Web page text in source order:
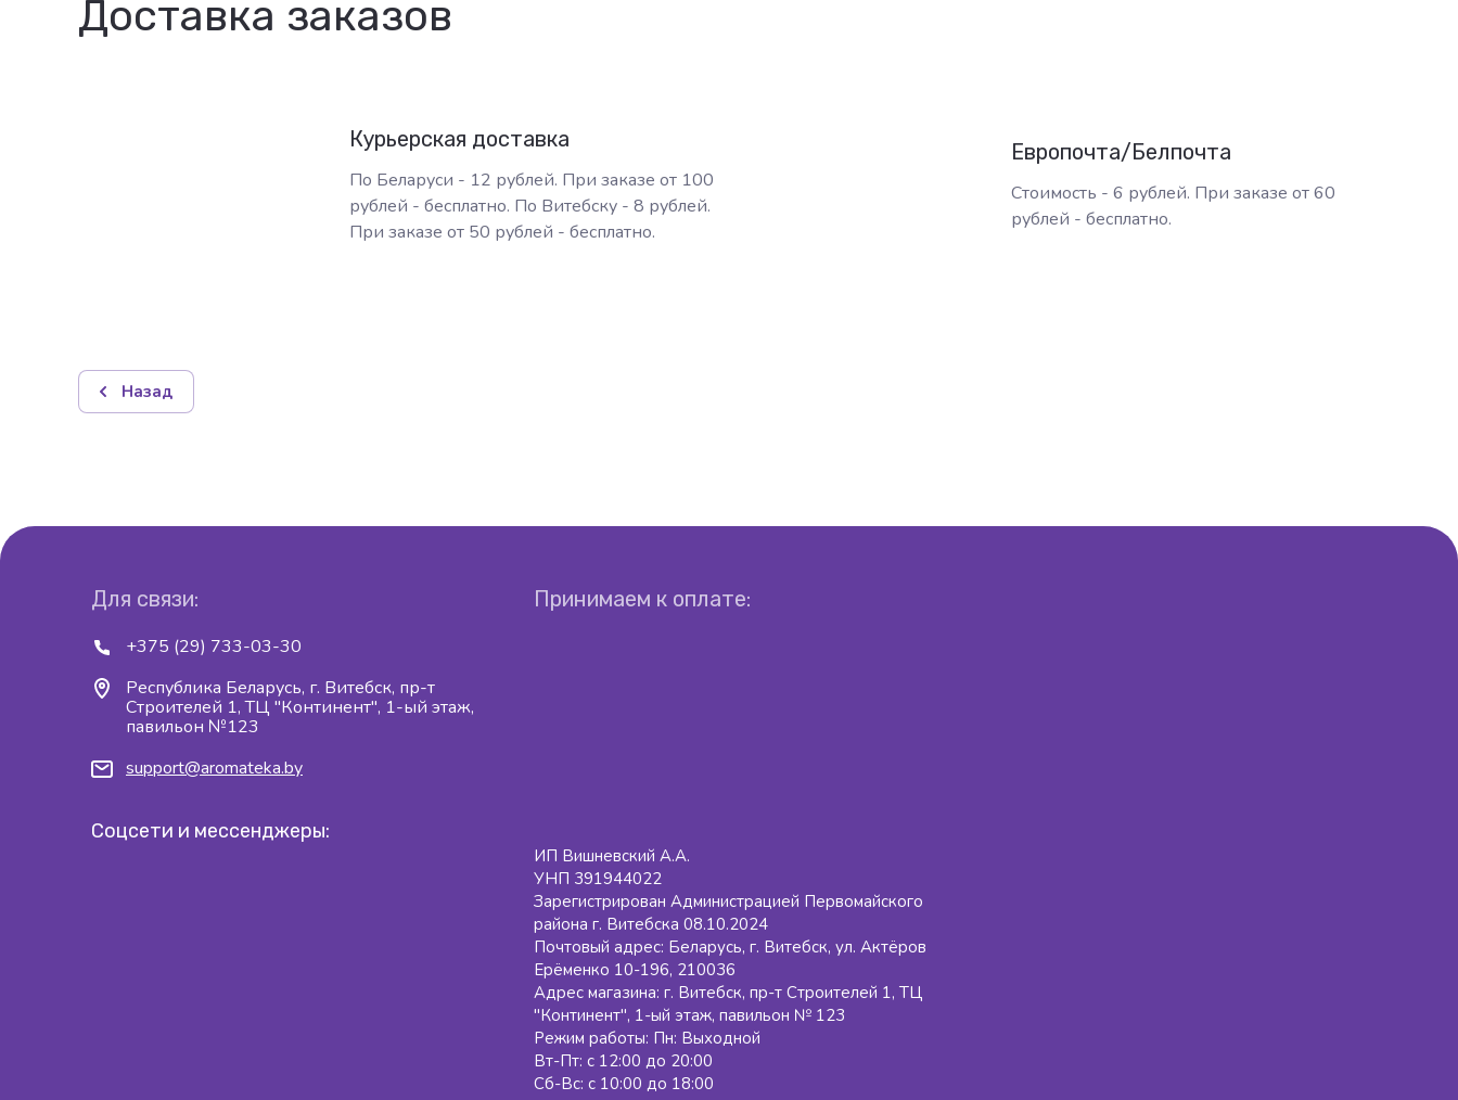
Доставка заказов
Курьерская доставка
По Беларуси - 12 рублей. При заказе от 100
рублей - бесплатно. По Витебску - 8 рублей.
При заказе от 50 рублей - бесплатно.
Европочта/Белпочта
Стоимость - 6 рублей. При заказе от 60
рублей - бесплатно.
Назад
Для связи:
+375 (29) 733-03-30
Республика Беларусь, г. Витебск, пр-т
Строителей 1, ТЦ "Континент", 1-ый этаж,
павильон №123
support@aromateka.by
Соцсети и мессенджеры:
Принимаем к оплате:
ИП Вишневский А.А.
УНП 391944022
Зарегистрирован Администрацией Первомайского
района г. Витебска 08.10.2024
Почтовый адрес: Беларусь, г. Витебск, ул. Актёров
Ерёменко 10-196, 210036
Адрес магазина: г. Витебск, пр-т Строителей 1, ТЦ
"Континент", 1-ый этаж, павильон № 123
Режим работы: Пн: Выходной
Вт-Пт: с 12:00 до 20:00
Сб-Вс: с 10:00 до 18:00